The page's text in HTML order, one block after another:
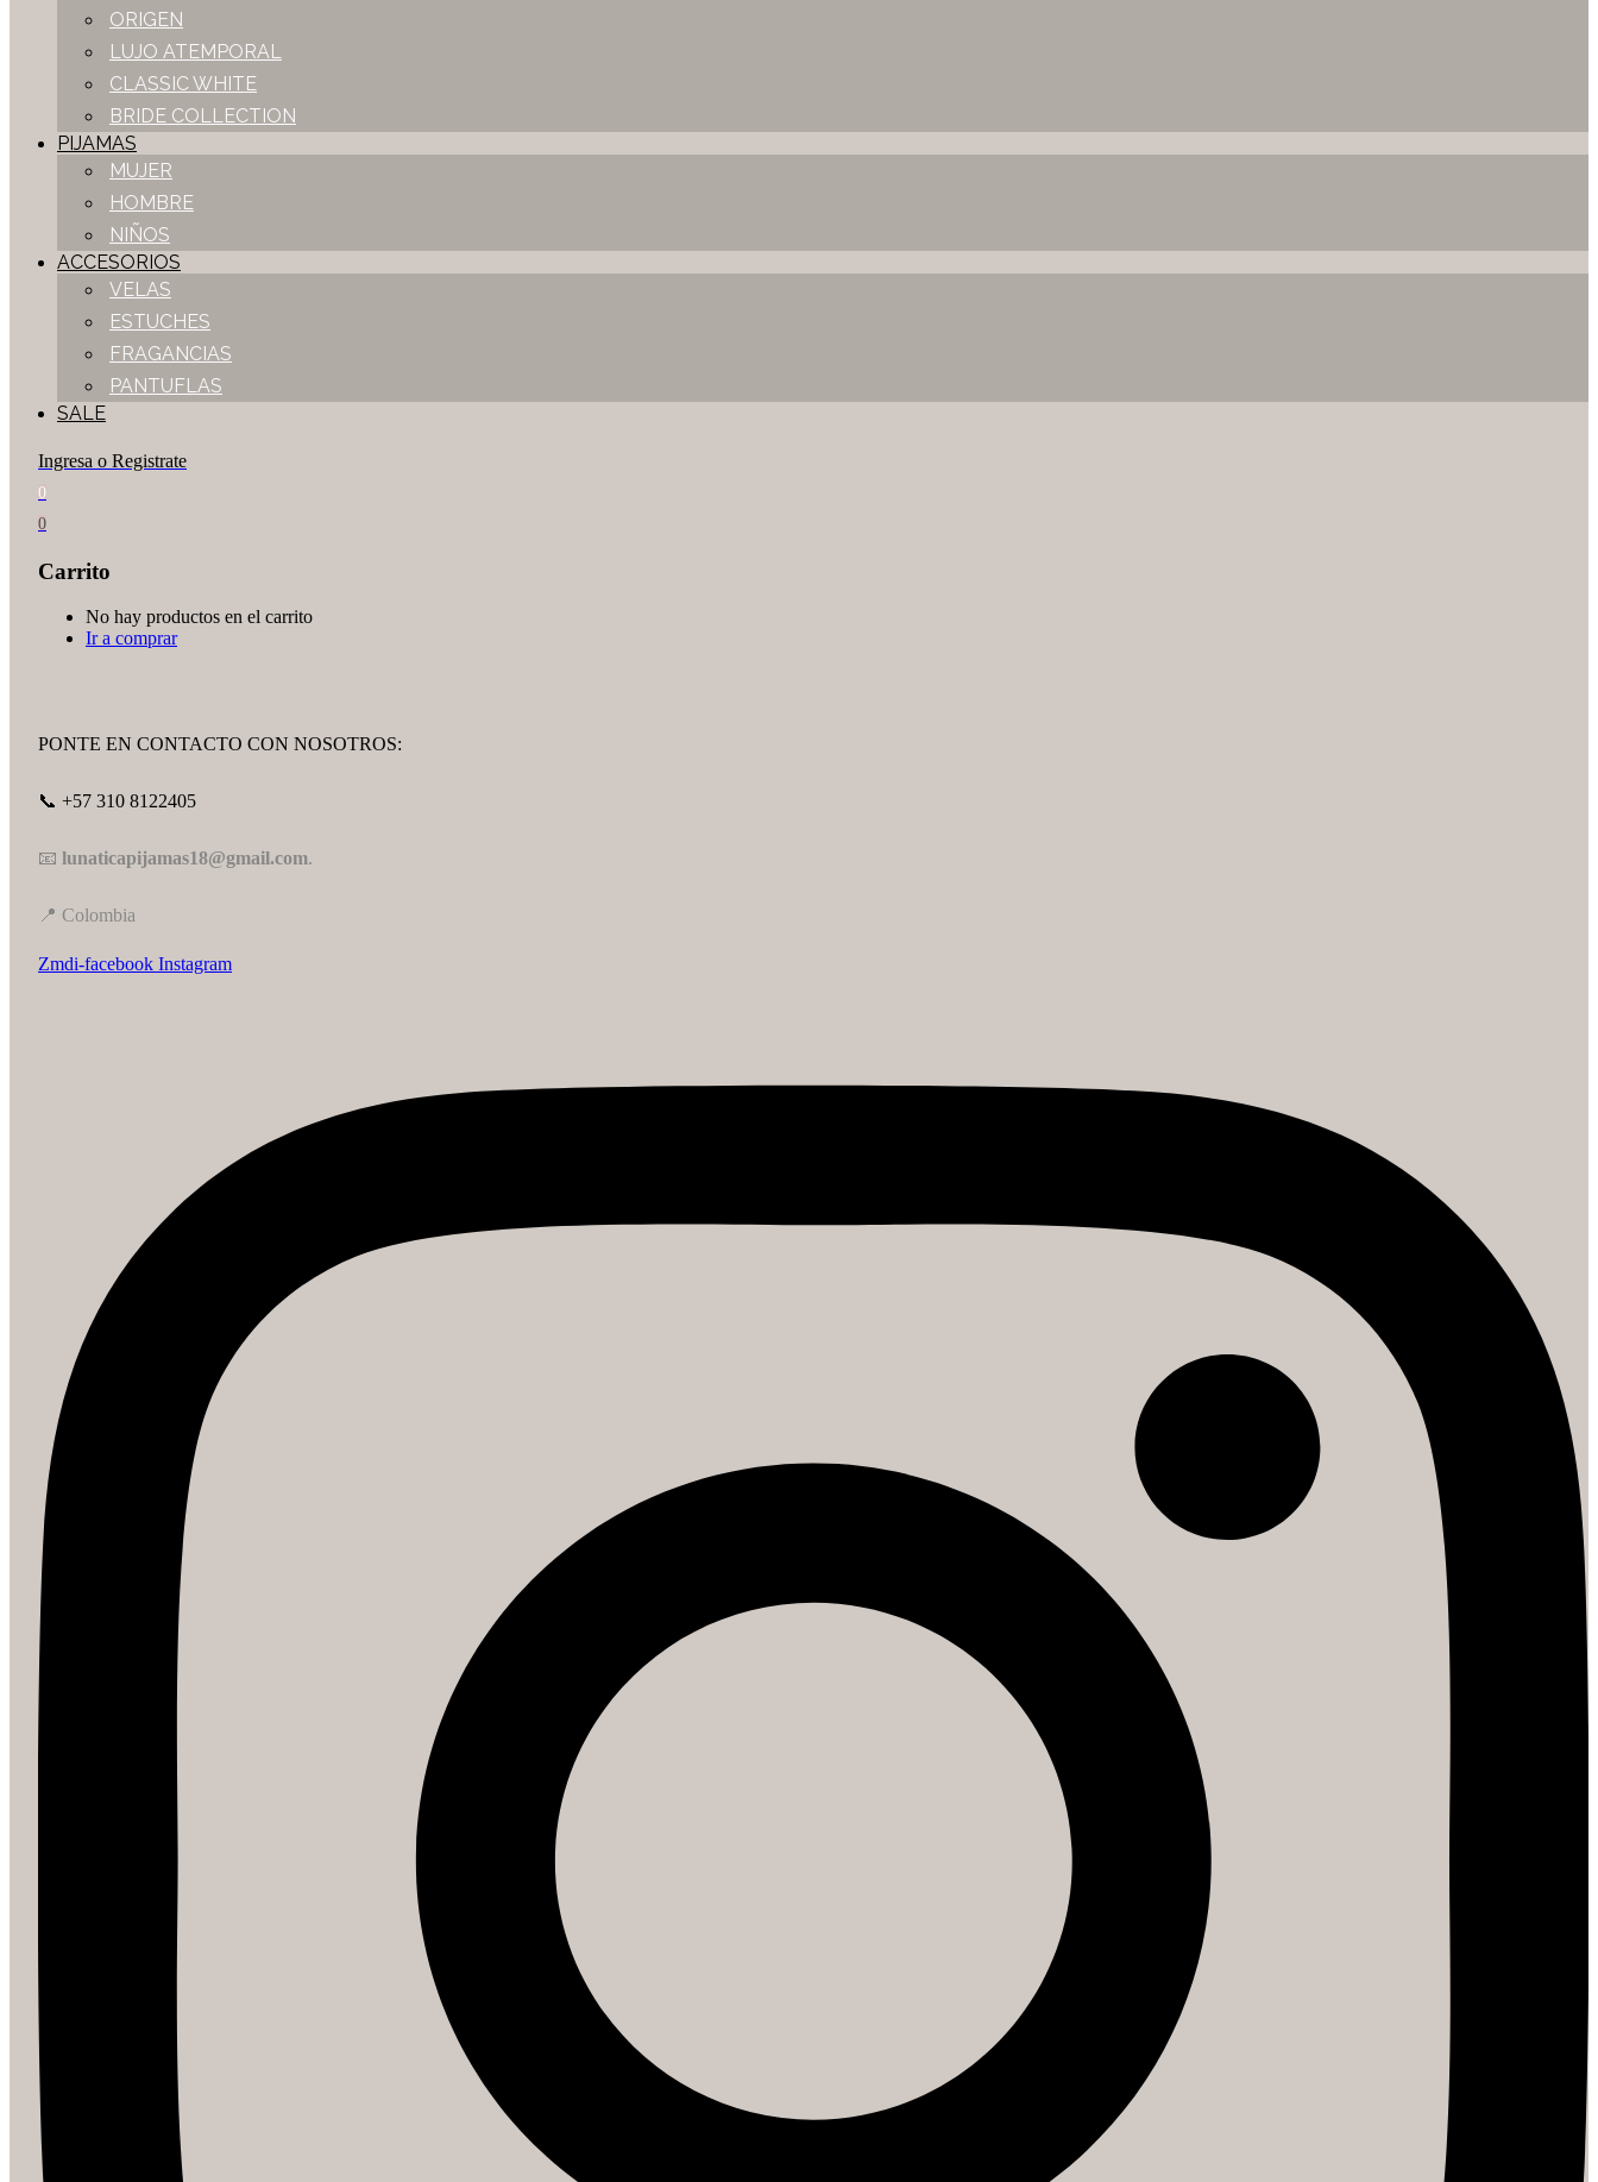
ORIGEN
LUJO ATEMPORAL
CLASSIC WHITE
BRIDE COLLECTION
PIJAMAS
MUJER
HOMBRE
NIÑOS
ACCESORIOS
VELAS
ESTUCHES
FRAGANCIAS
PANTUFLAS
SALE
Ingresa o Registrate
0
0
Carrito
No hay productos en el carrito
Ir a comprar
PONTE EN CONTACTO CON NOSOTROS:
📞 +57 310 8122405
📧 lunaticapijamas18@gmail.com.
📍 Colombia
Zmdi-facebook Instagram